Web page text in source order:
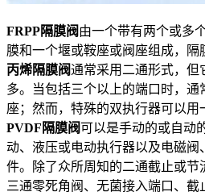
FRPP隔膜阀由一个带有两个或多
膜和一个堰或鞍座或阀座组成，
丙烯隔膜阀通常采用二通形式，但
多。当包括三个以上的端口时，通
座；然而，特殊的双执行器可以用
PVDF隔膜阀可以是手动的或自动
动、液压或电动执行器以及电磁阀
件。除了众所周知的二通截止或节
三通零死角阀、无菌接入端口、截